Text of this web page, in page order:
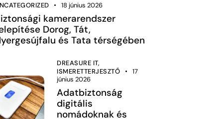
18 június 2026
kamerarendszer
Dorog, Tát,
és Tata térségében
DREASURE IT,
ISMERETTERJESZTŐ
17
június 2026
Adatbiztonság
digitális
nomádoknak és